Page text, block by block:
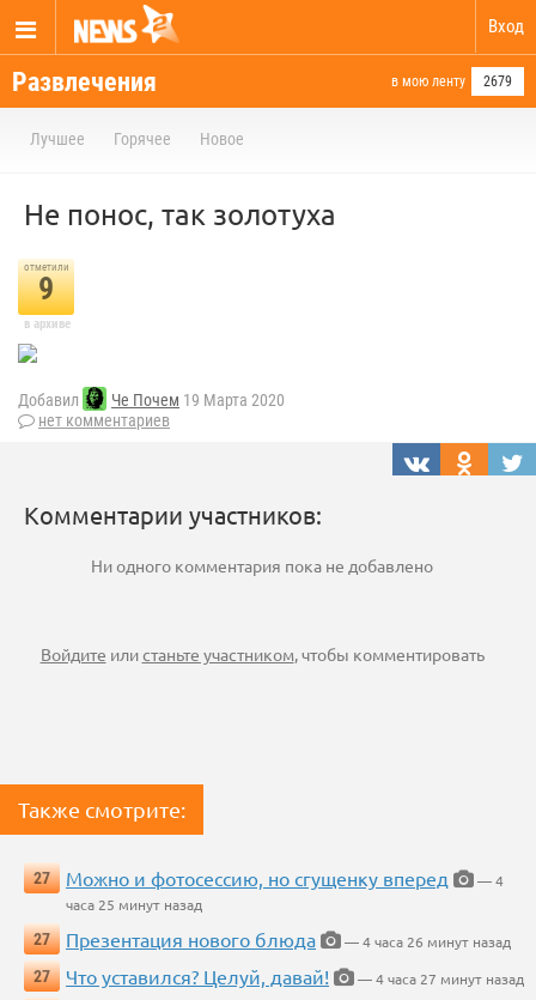
Вход
Развлечения в мою ленту 2679
Лучшее Горячее Новое
Не понос, так золотуха
отметили
9
в архиве
Добавил Че Почем 19 Марта 2020
нет комментариев
Комментарии участников:
Ни одного комментария пока не добавлено
Войдите илистаньте участником, чтобы комментировать
Также смотрите:
27 Можно и фотосессию, но сгущенку вперед
— 4
часа 25 минут назад
27
Презентация нового блюда
— 4 часа 26 минут назад
27
Что уставился? Целуй, давай!
— 4 часа 27 минут назад